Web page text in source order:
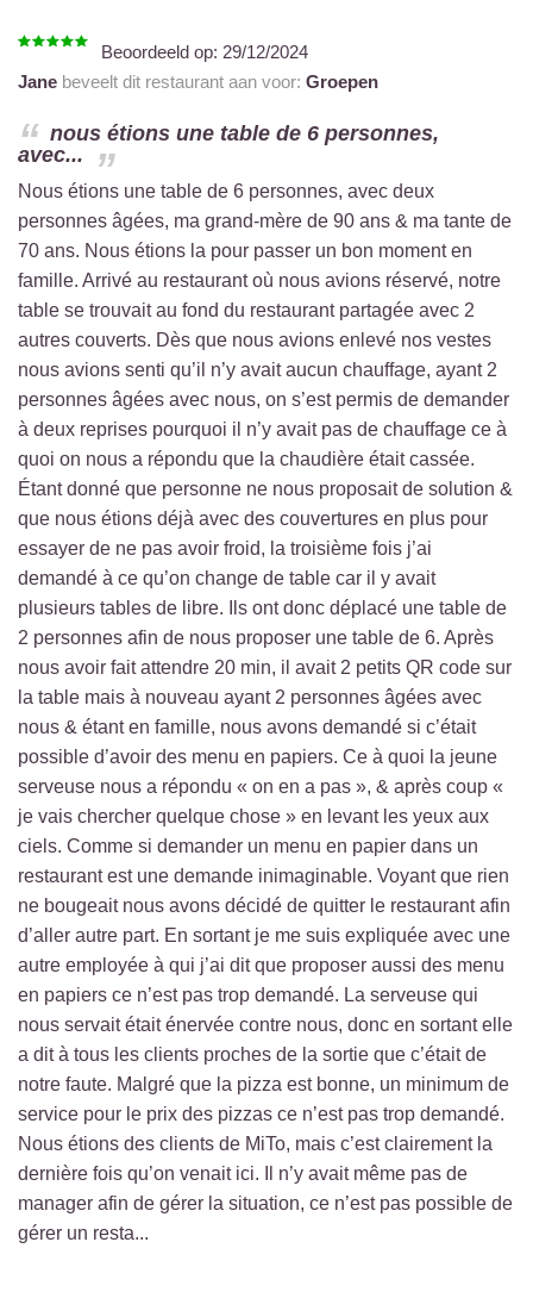
Beoordeeld op: 29/12/2024
Jane beveelt dit restaurant aan voor: Groepen
nous étions une table de 6 personnes,
avec...
Nous étions une table de 6 personnes, avec deux
personnes âgées, ma grand-mère de 90 ans & ma tante de
70 ans. Nous étions la pour passer un bon moment en
famille. Arrivé au restaurant où nous avions réservé, notre
table se trouvait au fond du restaurant partagée avec 2
autres couverts. Dès que nous avions enlevé nos vestes
nous avions senti qu’il n’y avait aucun chauffage, ayant 2
personnes âgées avec nous, on s’est permis de demander
à deux reprises pourquoi il n’y avait pas de chauffage ce à
quoi on nous a répondu que la chaudière était cassée.
Étant donné que personne ne nous proposait de solution &
que nous étions déjà avec des couvertures en plus pour
essayer de ne pas avoir froid, la troisième fois j’ai
demandé à ce qu’on change de table car il y avait
plusieurs tables de libre. Ils ont donc déplacé une table de
2 personnes afin de nous proposer une table de 6. Après
nous avoir fait attendre 20 min, il avait 2 petits QR code sur
la table mais à nouveau ayant 2 personnes âgées avec
nous & étant en famille, nous avons demandé si c’était
possible d’avoir des menu en papiers. Ce à quoi la jeune
serveuse nous a répondu « on en a pas », & après coup «
je vais chercher quelque chose » en levant les yeux aux
ciels. Comme si demander un menu en papier dans un
restaurant est une demande inimaginable. Voyant que rien
ne bougeait nous avons décidé de quitter le restaurant afin
d’aller autre part. En sortant je me suis expliquée avec une
autre employée à qui j’ai dit que proposer aussi des menu
en papiers ce n’est pas trop demandé. La serveuse qui
nous servait était énervée contre nous, donc en sortant elle
a dit à tous les clients proches de la sortie que c’était de
notre faute. Malgré que la pizza est bonne, un minimum de
service pour le prix des pizzas ce n’est pas trop demandé.
Nous étions des clients de MiTo, mais c’est clairement la
dernière fois qu’on venait ici. Il n’y avait même pas de
manager afin de gérer la situation, ce n’est pas possible de
gérer un resta...